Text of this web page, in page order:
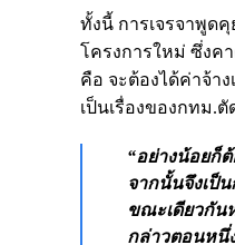
ทั้งนี้ การเจรจาพูด
โครงการใหม่ ซึ่งค
คือ จะต้องได้ค่าจ้า
เป็นเรื่องของกทม.ตั
“อย่างน้อยก็
จากนั้นจึงเป็
ขณะเดียวกัน
กล่าวตอนหนึ่